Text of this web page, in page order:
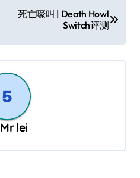
死亡嚎叫 | Death Howl
Switch评测
Mr lei